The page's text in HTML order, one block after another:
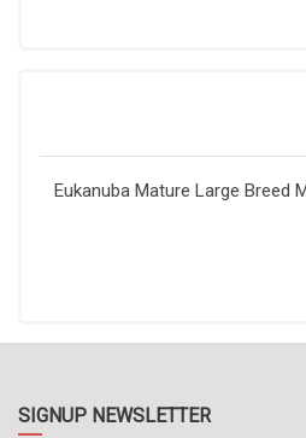
Eukanuba Mature Large
SIGNUP NEWSLETTER